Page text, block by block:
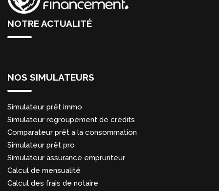
NOTRE ACTUALITÉ
NOS SIMULATEURS
Simulateur prêt immo
Simulateur regroupement de crédits
Comparateur prêt à la consommation
Simulateur prêt pro
Simulateur assurance emprunteur
Calcul de mensualité
Calcul des frais de notaire